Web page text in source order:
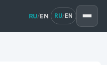
RU/EN RU/ EN